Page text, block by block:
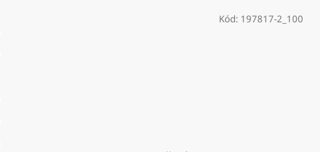
Kód: 197817-2_100